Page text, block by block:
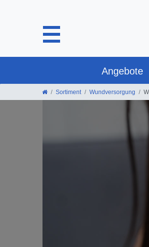
Angebote
Sortiment Wundversorgung